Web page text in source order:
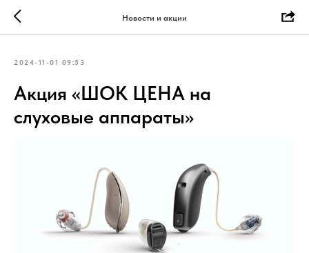
Новости и акции
2024-11-01 09:53
Акция «ШОК ЦЕНА на
слуховые аппараты»